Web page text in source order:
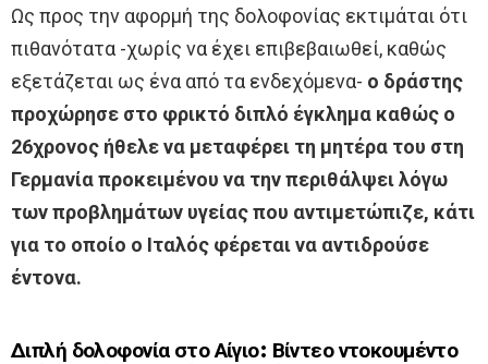
Ως προς την αφορμή της δολοφονίας εκτιμάται ότι
πιθανότατα -χωρίς να έχει επιβεβαιωθεί, καθώς
εξετάζεται ως ένα από τα ενδεχόμενα- ο δράστης
προχώρησε στο φρικτό διπλό έγκλημα καθώς ο
26χρονος ήθελε να μεταφέρει τη μητέρα του στη
Γερμανία προκειμένου να την περιθάλψει λόγω
των προβλημάτων υγείας που αντιμετώπιζε, κάτι
για το οποίο ο Ιταλός φέρεται να αντιδρούσε
έντονα.
Διπλή δολοφονία στο Αίγιο: Βίντεο ντοκουμέντο